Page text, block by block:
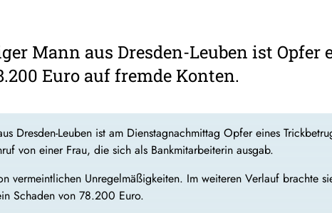
Mann aus Dresden-Leuben ist
Euro auf fremde Konten.
Dresden-Leuben ist am Dienstagnachmittag Opfer eines
von einer Frau, die sich als Bankmitarbeiterin ausgab.
vermeintlichen Unregelmäßigkeiten. Im weiteren Verlauf brachte
Schaden von 78.200 Euro.